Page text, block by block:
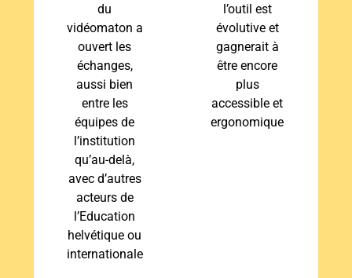
du
vidéomaton a
ouvert les
échanges,
aussi bien
entre les
équipes de
l’institution
qu’au-delà,
avec d’autres
acteurs de
l’Education
helvétique ou
internationale
l’outil est
évolutive et
gagnerait à
être encore
plus
accessible et
ergonomique